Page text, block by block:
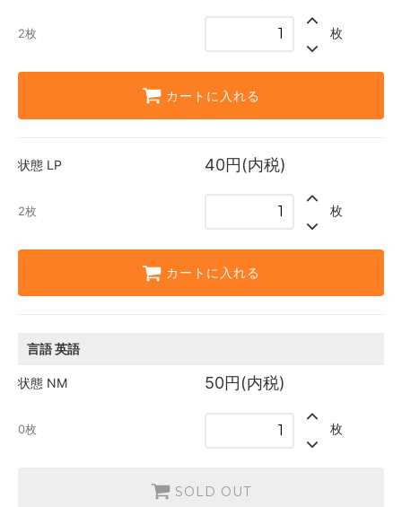
英語
2枚 枚
カートに入れる
状態 LP 40円(内税)
2枚 枚
カートに入れる
言語英語
状態 NM 50円(内税)
0枚 枚
SOLD OUT